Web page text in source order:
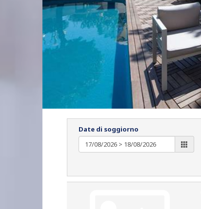
Date di soggiorno